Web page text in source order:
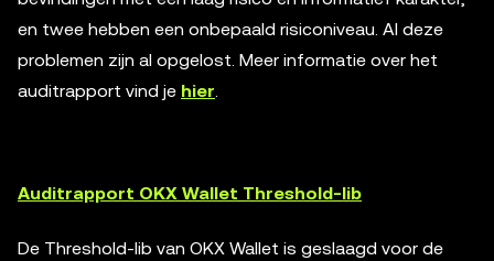
en twee hebben een onbepaald risiconiveau. Al deze
problemen zijn al opgelost. Meer informatie over het
auditrapport vind je hier.
Auditrapport OKX Wallet Threshold-lib
De Threshold-lib van OKX Wallet is geslaagd voor de